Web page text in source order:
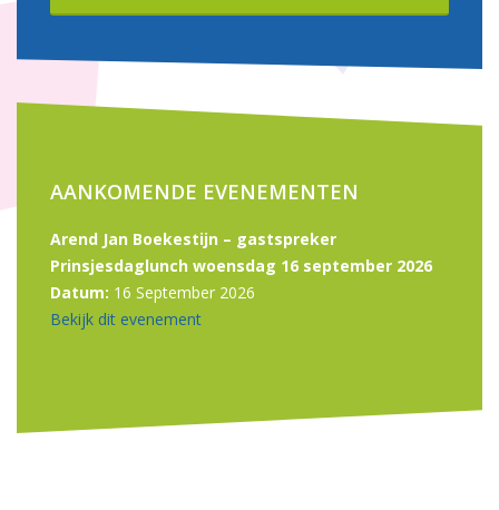
AANKOMENDE EVENEMENTEN
Arend Jan Boekestijn – gastspreker
Prinsjesdaglunch woensdag 16 september 2026
Datum: 16 September 2026
Bekijk dit evenement